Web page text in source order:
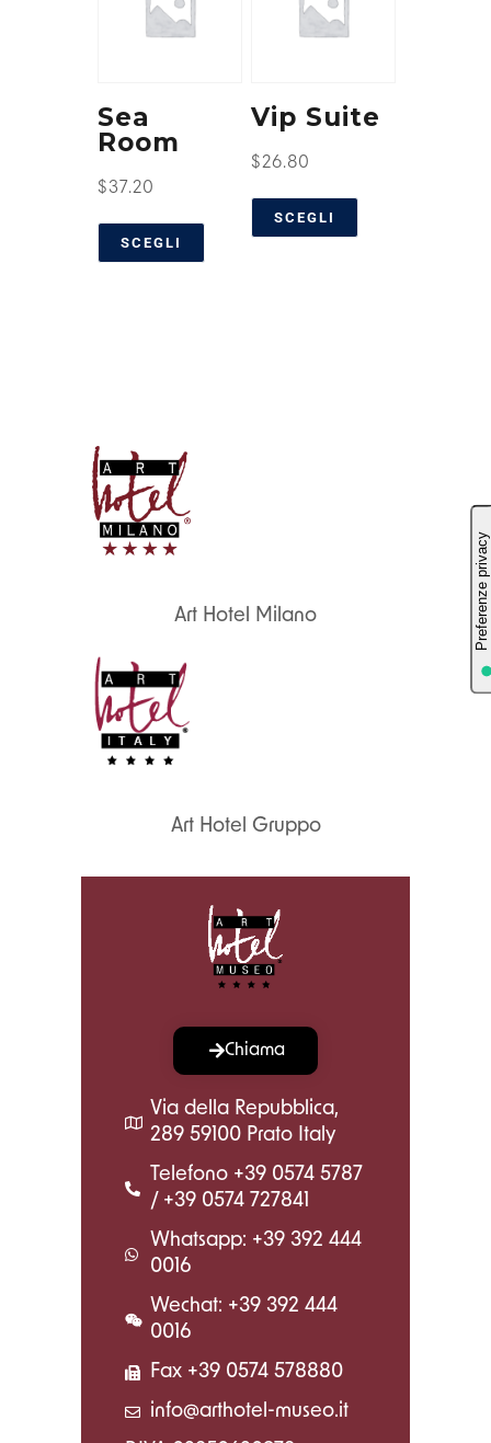
Sea
Room
$37.20
SCEGLI
Vip Suite
$26.80
SCEGLI
Art Hotel Milano
Art Hotel Gruppo
Chiama
Via della Repubblica,
289 59100 Prato Italy
Telefono +39 0574 5787
/ +39 0574 727841
Whatsapp: +39 392 444
0016
Wechat: +39 392 444
0016
Fax +39 0574 578880
info@arthotel-museo.it